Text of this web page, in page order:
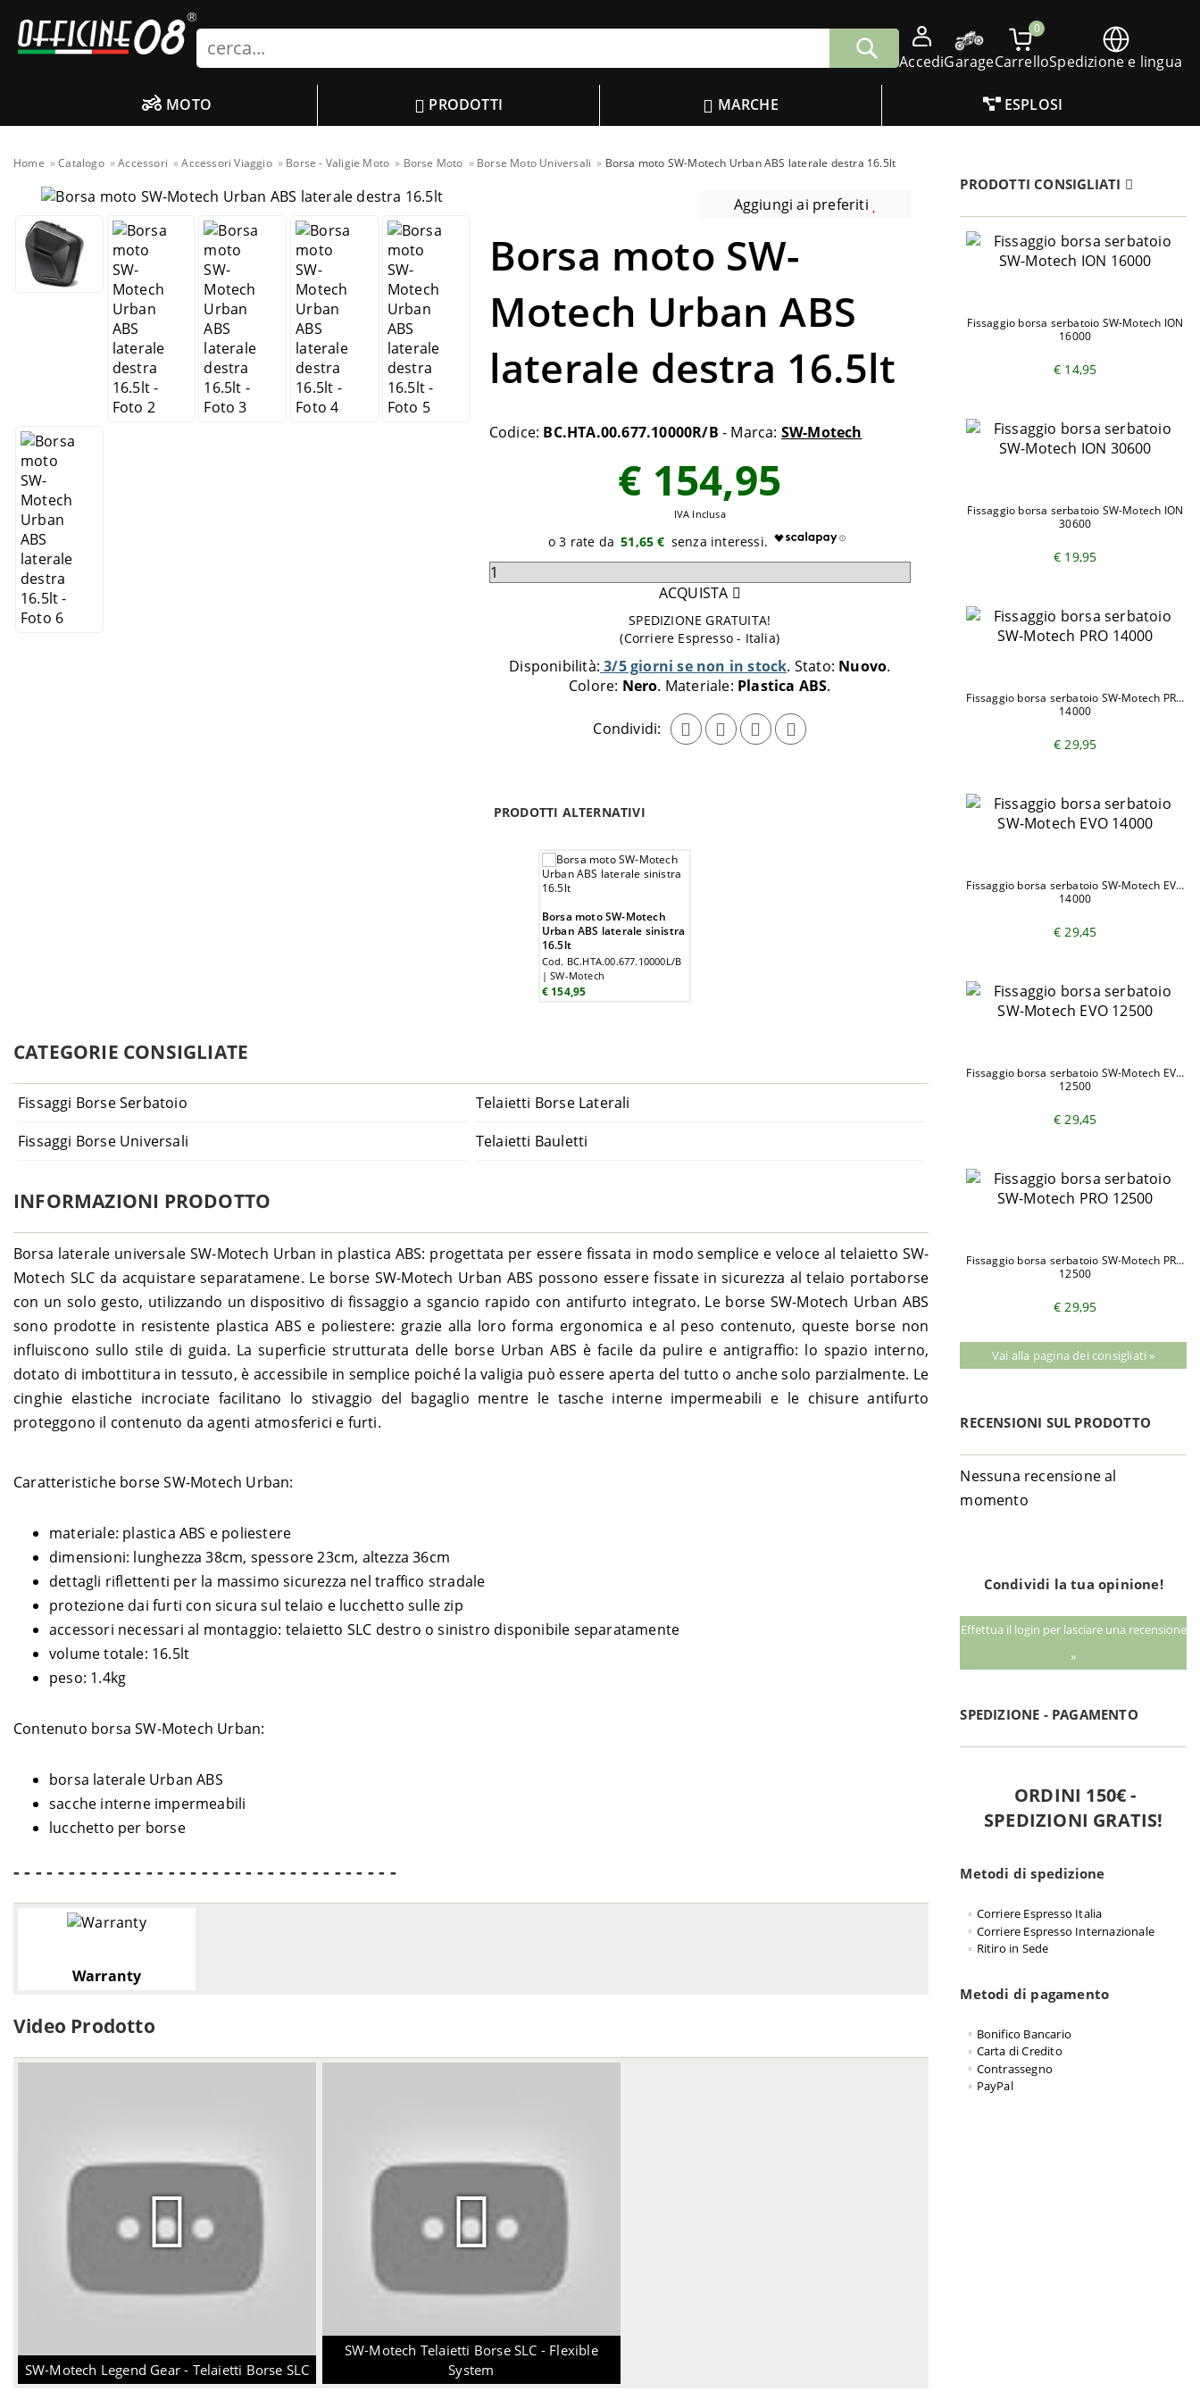
Search
AccediGarage
0
CarrelloSpedizione e lingua
MOTO PRODOTTI MARCHE ESPLOSI
Home Catalogo Accessori Accessori Viaggio Borse - Valigie Moto Borse Moto Borse Moto Universali Borsa moto SW-Motech Urban ABS laterale destra 16.5lt
Aggiungi ai preferiti
Borsa moto SW-
Motech Urban ABS
laterale destra 16.5lt
Codice: BC.HTA.00.677.10000R/B - Marca: SW-Motech
Disponibilità: 3/5 giorni se non in stock Stato: Nuovo
Colore: Nero Materiale: Plastica ABS
Condividi:
€ 154,95
IVA Inclusa
51,65 €
Seleziona
carrello
ACQUISTA
SPEDIZIONE GRATUITA!
(Corriere Espresso - Italia)
PRODOTTI ALTERNATIVI
Borsa moto SW-Motech
Urban ABS laterale sinistra
16.5lt
Cod. BC.HTA.00.677.10000L/B
| SW-Motech
€ 154,95
CATEGORIE CONSIGLIATE
Fissaggi Borse Serbatoio
Telaietti Borse Laterali
Fissaggi Borse Universali
Telaietti Bauletti
INFORMAZIONI PRODOTTO
Borsa laterale universale SW-Motech Urban in plastica ABS: progettata per essere fissata in modo semplice e veloce al telaietto SW-
Motech SLC da acquistare separatamene. Le borse SW-Motech Urban ABS possono essere fissate in sicurezza al telaio portaborse
con un solo gesto, utilizzando un dispositivo di fissaggio a sgancio rapido con antifurto integrato. Le borse SW-Motech Urban ABS
sono prodotte in resistente plastica ABS e poliestere: grazie alla loro forma ergonomica e al peso contenuto, queste borse non
influiscono sullo stile di guida. La superficie strutturata delle borse Urban ABS è facile da pulire e antigraffio: lo spazio interno,
dotato di imbottitura in tessuto, è accessibile in semplice poiché la valigia può essere aperta del tutto o anche solo parzialmente. Le
cinghie elastiche incrociate facilitano lo stivaggio del bagaglio mentre le tasche interne impermeabili e le chisure antifurto
proteggono il contenuto da agenti atmosferici e furti.
Caratteristiche borse SW-Motech Urban:
materiale: plastica ABS e poliestere
dimensioni: lunghezza 38cm, spessore 23cm, altezza 36cm
dettagli riflettenti per la massimo sicurezza nel traffico stradale
protezione dai furti con sicura sul telaio e lucchetto sulle zip
accessori necessari al montaggio: telaietto SLC destro o sinistro disponibile separatamente
volume totale: 16.5lt
peso: 1.4kg
Contenuto borsa SW-Motech Urban:
borsa laterale Urban ABS
sacche interne impermeabili
lucchetto per borse
- - - - - - - - - - - - - - - - - - - - - - - - - - - - - - - - - - -
Warranty
Video Prodotto
SW-Motech Legend Gear - Telaietti Borse SLC
SW-Motech Telaietti Borse SLC - Flexible
System
PRODOTTI CONSIGLIATI
Fissaggio borsa serbatoio SW-Motech ION
16000
€ 14,95
Fissaggio borsa serbatoio SW-Motech ION
30600
€ 19,95
Fissaggio borsa serbatoio SW-Motech PRO
14000
€ 29,95
Fissaggio borsa serbatoio SW-Motech EVO
14000
€ 29,45
Fissaggio borsa serbatoio SW-Motech EVO
12500
€ 29,45
Fissaggio borsa serbatoio SW-Motech PRO
12500
€ 29,95
Vai alla pagina dei consigliati »
RECENSIONI SUL PRODOTTO
Nessuna recensione al
momento
Condividi la tua opinione!
Effettua il login per lasciare una recensione
»
SPEDIZIONE - PAGAMENTO
ORDINI 150€ -
SPEDIZIONI GRATIS!
Metodi di spedizione
Corriere Espresso Italia
Corriere Espresso Internazionale
Ritiro in Sede
Metodi di pagamento
Bonifico Bancario
Carta di Credito
Contrassegno
PayPal